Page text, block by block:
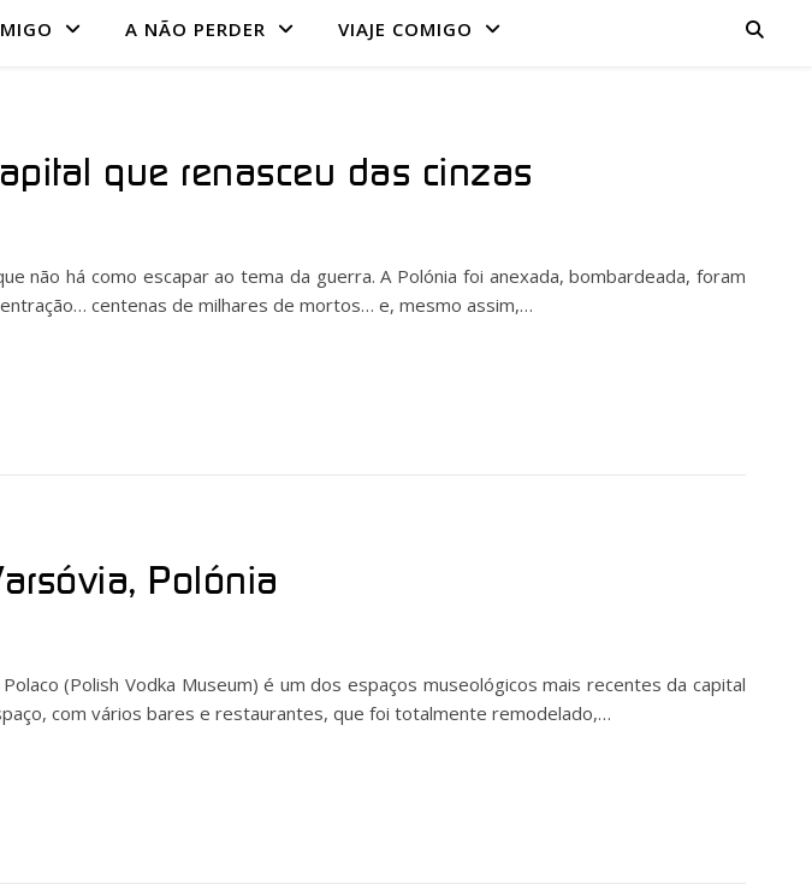
A NÃO PERDER VIAJE COMIGO
que renasceu das cinzas
não há como escapar ao tema da guerra. A Polónia foi anexada, bombardeada, foram
centenas de milhares de mortos… e, mesmo assim,…
Polónia
(Polish Vodka Museum) é um dos espaços museológicos mais recentes da capital
com vários bares e restaurantes, que foi totalmente remodelado,…